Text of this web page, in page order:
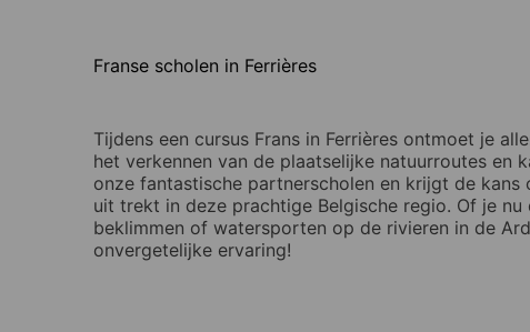
Franse scholen in Ferrières
Tijdens een cursus Frans in Ferrières ontmoet je
het verkennen van de plaatselijke natuurroutes en
onze fantastische partnerscholen en krijgt de
uit trekt in deze prachtige Belgische regio. Of je
beklimmen of watersporten op de rivieren in de
onvergetelijke ervaring!